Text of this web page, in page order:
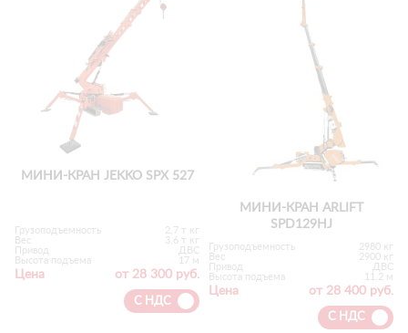
МИНИ-КРАН JEKKO SPX 527
Грузоподъемность
2,7 т кг
Вес
3,6 т кг
Привод
ДВС
Высота подъема
17 м
Цена от 28 300 руб.
С НДС
МИНИ-КРАН ARLIFT
SPD129HJ
Грузоподъемность
2980 кг
Вес
2900 кг
Привод
ДВС
Высота подъема
11.2 м
Цена от 28 400 руб.
С НДС